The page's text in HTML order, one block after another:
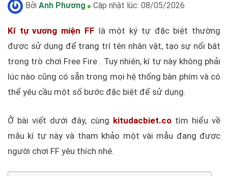
Bởi Anh Phương Cập nhật lúc: 08/05/2026
Kí tự vương miện FF là một ký tự đặc biệt thường
được sử dụng để trang trí tên nhân vật, tạo sự nổi bật
trong trò chơi Free Fire . Tuy nhiên, kí tự này không phải
lúc nào cũng có sẵn trong mọi hệ thống bàn phím và có
thể yêu cầu một số bước đặc biệt để sử dụng.
Ở bài viết dưới đây, cùng kitudacbiet.co tìm hiểu về
mãu kí tự này và tham khảo một vài mẫu đang được
người chơi FF yêu thích nhé.